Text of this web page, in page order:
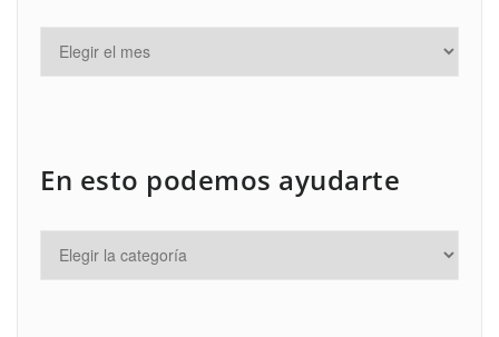
En esto podemos ayudarte